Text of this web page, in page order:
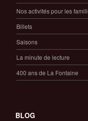
Nos activités pour les
Billets
Saisons
La minute de lecture
400 ans de La Fontaine
BLOG